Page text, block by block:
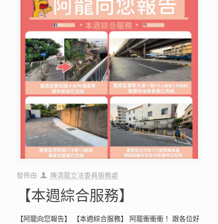
發佈由 陳清龍立法委員服務處
【本週綜合服務】
【阿龍向您報告】 【本週綜合服務】 阿龍衝衝衝！ 跟各位好